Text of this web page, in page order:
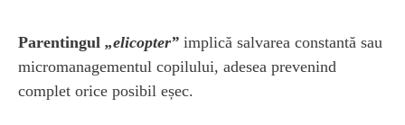
Parentingul „elicopter” implică salvarea constantă sau
micromanagementul copilului, adesea prevenind
complet orice posibil eșec.